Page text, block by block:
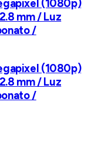
(1080p)
mm / Luz
/
(1080p)
mm / Luz
/